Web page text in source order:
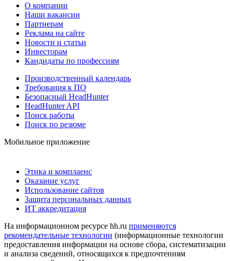
О компании
Наши вакансии
Партнерам
Реклама на сайте
Новости и статьи
Инвесторам
Кандидаты по профессиям
Производственный календарь
Требования к ПО
Безопасный HeadHunter
HeadHunter API
Поиск работы
Поиск по резюме
Мобильное приложение
Этика и комплаенс
Оказание услуг
Использование сайтов
Защита персональных данных
ИТ аккредитация
На информационном ресурсе hh.ru применяются
рекомендательные технологии (информационные технологии
предоставления информации на основе сбора, систематизации
и анализа сведений, относящихся к предпочтениям